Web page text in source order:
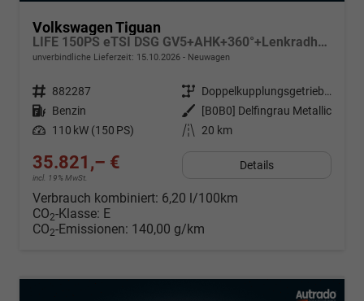
Volkswagen Tiguan
LIFE 150PS eTSI DSG GV5+AHK+360°+Lenkradheiz+IQ.Drive+ACC+App+eHeck+LED
unverbindliche Lieferzeit: 15.10.2026 Neuwagen
Fahrzeugnr. 882287 Getriebe
Doppelkupplungsgetriebe (DSG)
Kraftstoff Benzin Außenfarbe
[B0B0] Delfingrau Metallic
Leistung 110 kW (150 PS) Kilometerstand 20 km
35.821,– €
incl. 19% MwSt.
Details
Verbrauch kombiniert: 6,20 l/100km
CO2-Klasse: E
CO2-Emissionen: 140,00 g/km